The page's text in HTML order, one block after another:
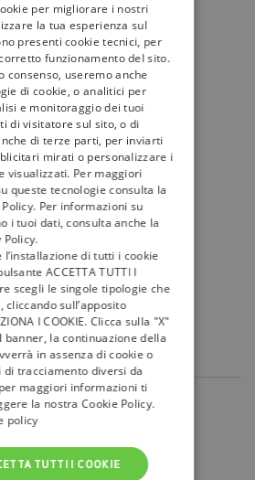
tivùla guida
I programmi
I canali
La Guida +
faq
mytivù
Sei un editore?
per migliorare i nostri
la tua esperienza sul
presenti cookie tecnici, per
funzionamento del sito.
consenso, useremo anche
di cookie, o analitici per
e monitoraggio dei tuoi
di visitatore sul sito, o di
di terze parti, per inviarti
mirati o personalizzare i
visualizzati. Per maggiori
queste tecnologie consulta la
Per informazioni su
i tuoi dati, consulta anche la
Policy.
l’installazione di tutti i cookie
ACCETTA TUTTI I
scegli le singole tipologie che
cliccando sull’apposito
I COOKIE. Clicca sulla "X"
banner, la continuazione della
in assenza di cookie o
tracciamento diversi da
maggiori informazioni ti
la nostra Cookie Policy.
policy
TUTTI I COOKIE